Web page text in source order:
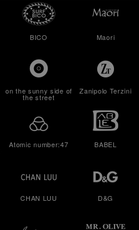
BICO Maori
on the sunny side of
the street
Zanipolo Terzini
Atomic number:47 BABEL
CHAN LUU D&G